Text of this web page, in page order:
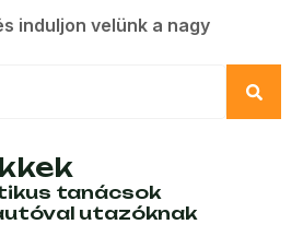
induljon velünk a nagy
tanácsok
utazóknak